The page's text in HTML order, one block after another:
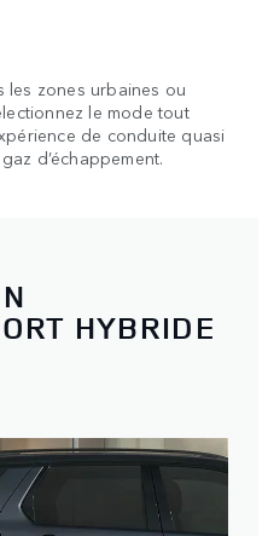
les zones urbaines ou
le mode tout
de conduite quasi
d’échappement.
HYBRIDE